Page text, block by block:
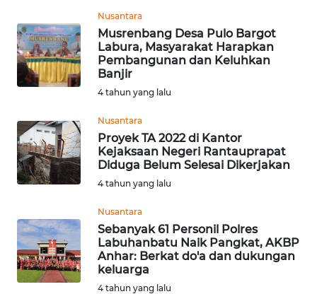
Nusantara
Musrenbang Desa Pulo Bargot
Labura, Masyarakat Harapkan
Pembangunan dan Keluhkan
Banjir
4 tahun yang lalu
Nusantara
Proyek TA 2022 di Kantor
Kejaksaan Negeri Rantauprapat
Diduga Belum Selesai Dikerjakan
4 tahun yang lalu
Nusantara
Sebanyak 61 Personil Polres
Labuhanbatu Naik Pangkat, AKBP
Anhar: Berkat do'a dan dukungan
keluarga
4 tahun yang lalu
WN
SUMEDANG
WN
WN
KEPULAUAN
SERIBU
TANGERANG
WN
BINJAI